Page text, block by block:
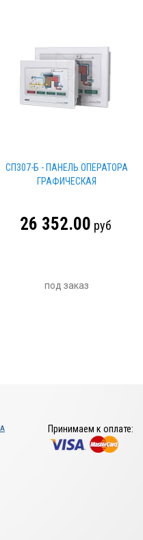
СП307-Б - ПАНЕЛЬ ОПЕРАТОРА
ГРАФИЧЕСКАЯ
26 352.00 руб
под заказ
Принимаем к оплате: